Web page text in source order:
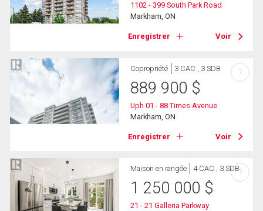
1102 - 399 South Park Road
Markham, ON
Enregistrer Voir
Copropriété 3 CAC , 3 SDB
889 900 $
Uph 01 - 88 Times Avenue
Markham, ON
Enregistrer Voir
?
Maison en rangée 4 CAC , 3 SDB
1 250 000 $
21 - 21 Galleria Parkway
?